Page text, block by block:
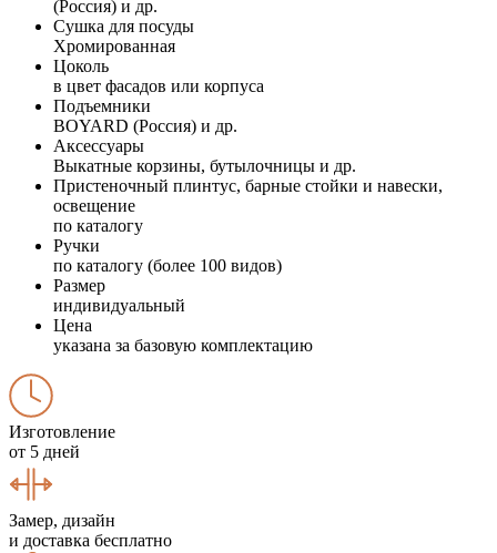
(Россия) и др.
Сушка для посуды
Хромированная
Цоколь
в цвет фасадов или корпуса
Подъемники
BOYARD (Россия) и др.
Аксессуары
Выкатные корзины, бутылочницы и др.
Пристеночный плинтус, барные стойки и навески,
освещение
по каталогу
Ручки
по каталогу (более 100 видов)
Размер
индивидуальный
Цена
указана за базовую комплектацию
Изготовление
от 5 дней
Замер, дизайн
и доставка бесплатно